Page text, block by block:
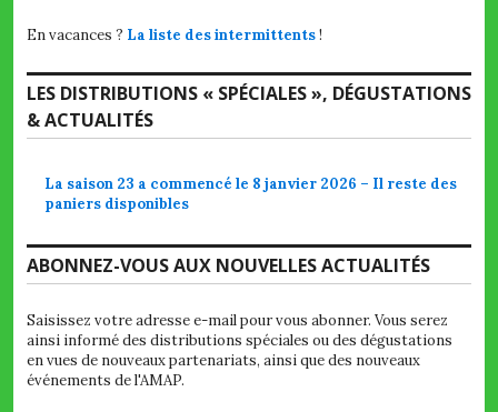
En vacances ? La liste des intermittents!
LES DISTRIBUTIONS « SPÉCIALES », DÉGUSTATIONS
& ACTUALITÉS
La saison 23 a commencé le 8 janvier 2026 – Il reste des
paniers disponibles
ABONNEZ-VOUS AUX NOUVELLES ACTUALITÉS
Saisissez votre adresse e-mail pour vous abonner. Vous serez
ainsi informé des distributions spéciales ou des dégustations
en vues de nouveaux partenariats, ainsi que des nouveaux
événements de l'AMAP.